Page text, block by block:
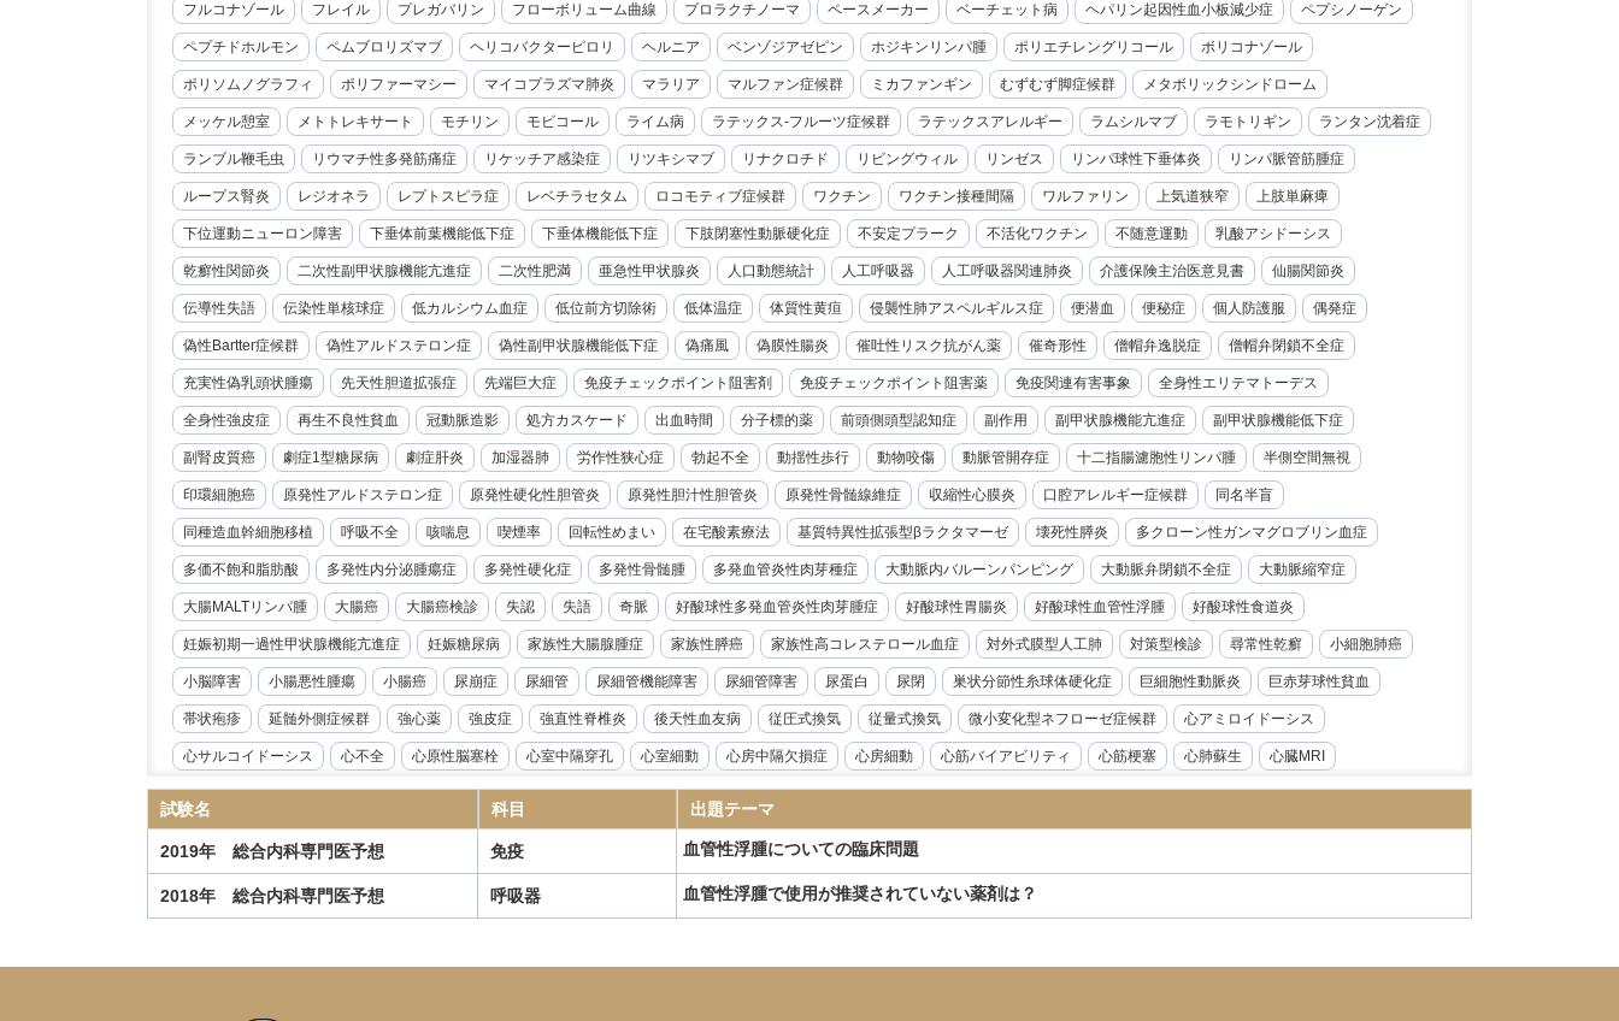
フルコナゾール フレイル プレガバリン フローボリューム曲線 プロラクチノーマ ペースメーカー ベーチェット病 ヘパリン起因性血小板減少症 ペプシノーゲン
ペプチドホルモン ペムブロリズマブ ヘリコバクターピロリ ヘルニア ベンゾジアゼピン ホジキンリンパ腫 ポリエチレングリコール ボリコナゾール
ポリソムノグラフィ ポリファーマシー マイコプラズマ肺炎 マラリア マルファン症候群 ミカファンギン むずむず脚症候群 メタボリックシンドローム
メッケル憩室 メトトレキサート モチリン モビコール ライム病 ラテックス-フルーツ症候群 ラテックスアレルギー ラムシルマブ ラモトリギン ランタン沈着症
ランブル鞭毛虫 リウマチ性多発筋痛症 リケッチア感染症 リツキシマブ リナクロチド リビングウィル リンゼス リンパ球性下垂体炎 リンパ脈管筋腫症
ループス腎炎 レジオネラ レプトスピラ症 レベチラセタム ロコモティブ症候群 ワクチン ワクチン接種間隔 ワルファリン 上気道狭窄 上肢単麻痺
下位運動ニューロン障害 下垂体前葉機能低下症 下垂体機能低下症 下肢閉塞性動脈硬化症 不安定プラーク 不活化ワクチン 不随意運動 乳酸アシドーシス
乾癬性関節炎 二次性副甲状腺機能亢進症 二次性肥満 亜急性甲状腺炎 人口動態統計 人工呼吸器 人工呼吸器関連肺炎 介護保険主治医意見書 仙腸関節炎
伝導性失語 伝染性単核球症 低カルシウム血症 低位前方切除術 低体温症 体質性黄疸 侵襲性肺アスペルギルス症 便潜血 便秘症 個人防護服 偶発症
偽性Bartter症候群 偽性アルドステロン症 偽性副甲状腺機能低下症 偽痛風 偽膜性腸炎 催吐性リスク抗がん薬 催奇形性 僧帽弁逸脱症 僧帽弁閉鎖不全症
充実性偽乳頭状腫瘍 先天性胆道拡張症 先端巨大症 免疫チェックポイント阻害剤 免疫チェックポイント阻害薬 免疫関連有害事象 全身性エリテマトーデス
全身性強皮症 再生不良性貧血 冠動脈造影 処方カスケード 出血時間 分子標的薬 前頭側頭型認知症 副作用 副甲状腺機能亢進症 副甲状腺機能低下症
副腎皮質癌 劇症1型糖尿病 劇症肝炎 加湿器肺 労作性狭心症 勃起不全 動揺性歩行 動物咬傷 動脈管開存症 十二指腸濾胞性リンパ腫 半側空間無視
印環細胞癌 原発性アルドステロン症 原発性硬化性胆管炎 原発性胆汁性胆管炎 原発性骨髄線維症 収縮性心膜炎 口腔アレルギー症候群​​ 同名半盲
同種造血幹細胞移植 呼吸不全 咳喘息 喫煙率 回転性めまい 在宅酸素療法 基質特異性拡張型βラクタマーゼ 壊死性膵炎 多クローン性ガンマグロブリン血症
多価不飽和脂肪酸 多発性内分泌腫瘍症 多発性硬化症 多発性骨髄腫 多発血管炎性肉芽種症 大動脈内バルーンパンピング 大動脈弁閉鎖不全症 大動脈縮窄症
大腸MALTリンパ腫 大腸癌 大腸癌検診 失認 失語 奇脈 好酸球性多発血管炎性肉芽腫症 好酸球性胃腸炎 好酸球性血管性浮腫 好酸球性食道炎
妊娠初期一過性甲状腺機能亢進症 妊娠糖尿病 家族性大腸腺腫症 家族性膵癌 家族性高コレステロール血症 対外式膜型人工肺 対策型検診 尋常性乾癬 小細胞肺癌
小脳障害 小腸悪性腫瘍 小腸癌 尿崩症 尿細管 尿細管機能障害 尿細管障害 尿蛋白 尿閉 巣状分節性糸球体硬化症 巨細胞性動脈炎 巨赤芽球性貧血
帯状疱疹 延髄外側症候群 強心薬 強皮症 強直性脊椎炎 後天性血友病 従圧式換気 従量式換気 微小変化型ネフローゼ症候群 心アミロイドーシス
心サルコイドーシス 心不全 心原性脳塞栓 心室中隔穿孔 心室細動 心房中隔欠損症 心房細動 心筋バイアビリティ 心筋梗塞 心肺蘇生 心臓MRI
心臓リハビリテーション 心臓冠動脈CT 心臓超音波検査 急性リンパ性白血病 急性上腸管脈動脈閉塞症 急性前立腺炎 急性前骨髄性白血病 急性大動脈解離
急性好酸球性肺炎 急性心筋炎 急性心膜炎 急性溶血性輸血副作用 急性肝不全 急性胆嚢炎 急性胆管炎 急性腎盂腎炎 急性腎障害 急性膵炎 急性虫垂炎
慢性心不全 慢性炎症性脱髄性多発根神経炎 慢性炎症性脱髄性多発神経炎 慢性硬膜下血腫 慢性肝炎 慢性肺アスペルギルス症
播種性帯状疱疹
試験名 科目 出題テーマ
2019年 総合内科専門医予想 免疫 血管性浮腫についての臨床問題
2018年 総合内科専門医予想 呼吸器 血管性浮腫で使用が推奨されていない薬剤は？